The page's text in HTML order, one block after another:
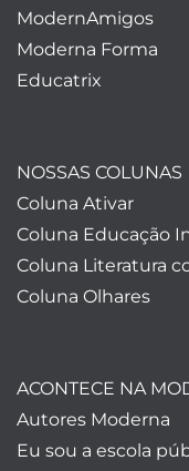
ModernAmigos
Moderna Forma
Educatrix
NOSSAS COLUNAS
Coluna Ativar
Coluna Educação
Coluna Literatura
Coluna Olhares
ACONTECE NA
Autores Moderna
Eu sou a escola